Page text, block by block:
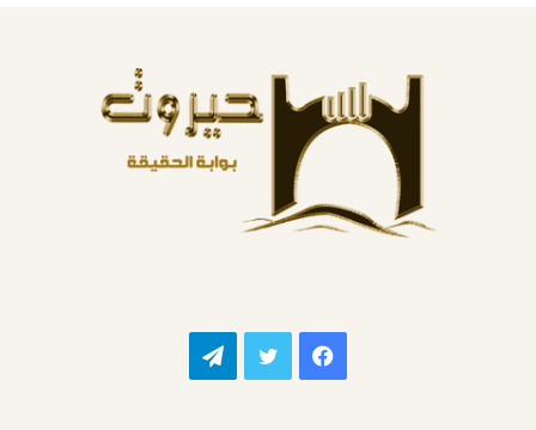
فيسبوك تويتر تيلقرام